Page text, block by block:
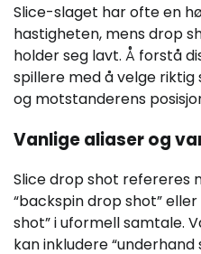
Slice-slaget har ofte en
hastigheten, mens drop
holder seg lavt. Å forstå
spillere med å velge
og motstanderens
Vanlige aliaser og
Slice drop shot refereres
“backspin drop shot”
shot” i uformell samtale.
kan inkludere “underhand